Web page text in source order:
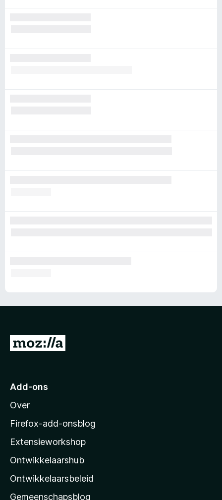
N
r
o
z
l
l
a
Add-ons
Over
Firefox-add-onsblog
Extensieworkshop
Ontwikkelaarshub
Ontwikkelaarsbeleid
Gemeenschapsblog